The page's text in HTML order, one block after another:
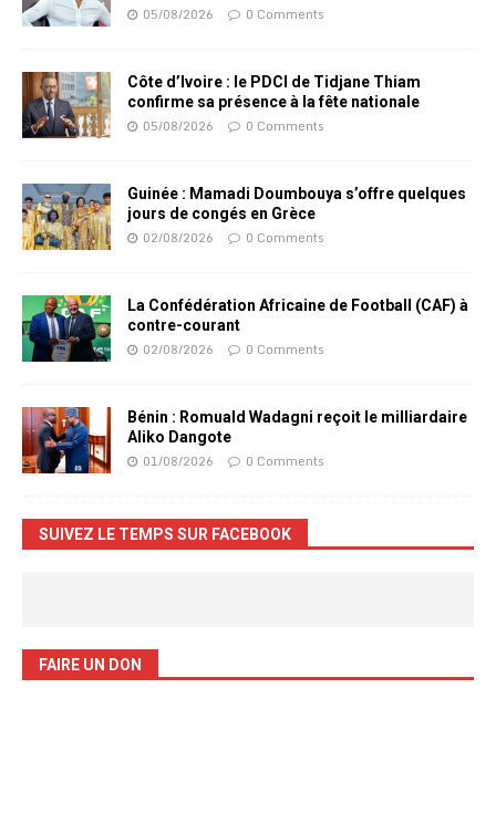
05/08/2026 0 Comments
Côte d’Ivoire : le PDCI de Tidjane Thiam
confirme sa présence à la fête nationale
05/08/2026 0 Comments
Guinée : Mamadi Doumbouya s’offre quelques
jours de congés en Grèce
02/08/2026 0 Comments
La Confédération Africaine de Football (CAF) à
contre-courant
02/08/2026 0 Comments
Bénin : Romuald Wadagni reçoit le milliardaire
Aliko Dangote
01/08/2026 0 Comments
SUIVEZ LE TEMPS SUR FACEBOOK
FAIRE UN DON